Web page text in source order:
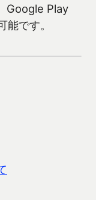
Google Play
です。